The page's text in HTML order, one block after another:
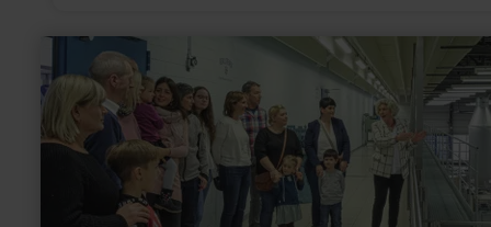
meer
informatie
over:
Bezoekerscentrum
Gerolsteiner
Brunnen